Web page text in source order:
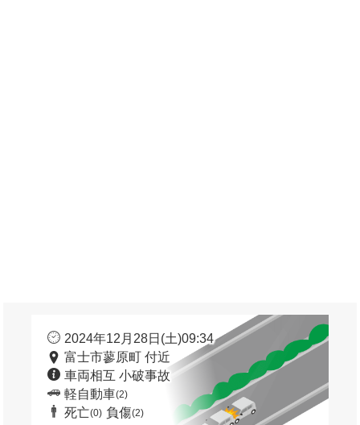
2024年12月28日(土)09:34
富士市蓼原町 付近
車両相互 小破事故
軽自動車(2)
死亡(0) 負傷(2)